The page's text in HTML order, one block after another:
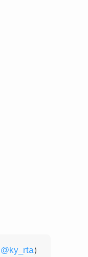
@ky_rta）